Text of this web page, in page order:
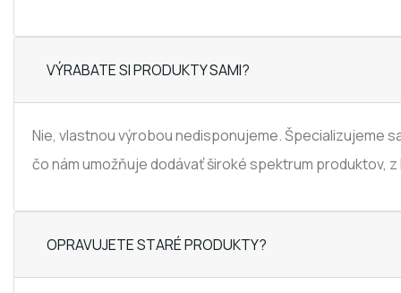
VÝRABATE SI PRODUKTY SAMI?
Nie, vlastnou výrobou nedisponujeme. Špecializujeme
čo nám umožňuje dodávať široké spektrum produktov,
OPRAVUJETE STARÉ PRODUKTY?